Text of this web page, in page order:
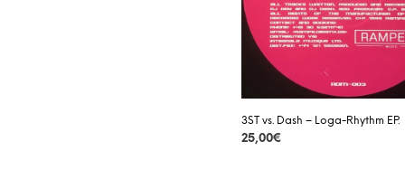
3ST vs. Dash – Loga-Rhythm EP.
25,00€